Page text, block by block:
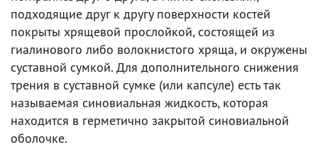
подходящие друг к другу поверхности костей
покрыты хрящевой прослойкой, состоящей из
гиалинового либо волокнистого хряща, и окружены
суставной сумкой. Для дополнительного снижения
трения в суставной сумке (или капсуле) есть так
называемая синовиальная жидкость, которая
находится в герметично закрытой синовиальной
оболочке.